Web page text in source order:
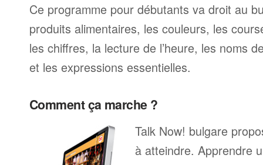
Ce programme pour débutants va droit au
produits alimentaires, les couleurs, les
les chiffres, la lecture de l’heure, les noms
et les expressions essentielles.
Comment ça marche ?
Talk Now! bulgare
à atteindre. Apprendre